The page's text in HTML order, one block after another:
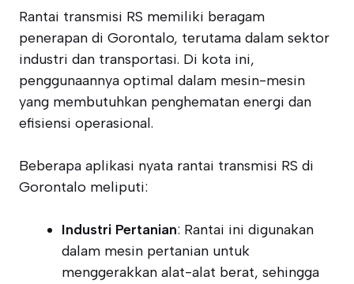
Rantai transmisi RS memiliki beragam
penerapan di Gorontalo, terutama dalam sektor
industri dan transportasi. Di kota ini,
penggunaannya optimal dalam mesin-mesin
yang membutuhkan penghematan energi dan
efisiensi operasional.
Beberapa aplikasi nyata rantai transmisi RS di
Gorontalo meliputi:
Industri Pertanian: Rantai ini digunakan
dalam mesin pertanian untuk
menggerakkan alat-alat berat, sehingga